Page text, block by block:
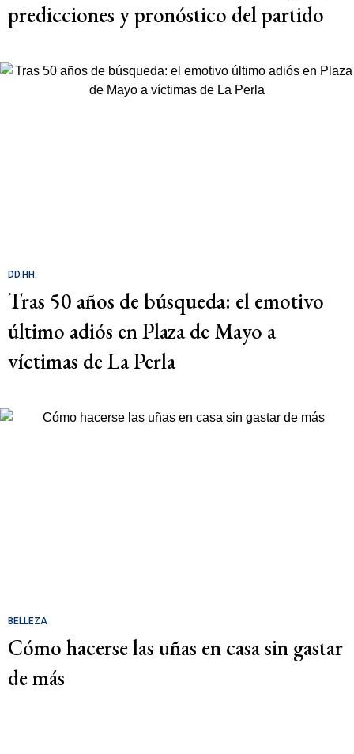
predicciones y pronóstico del partido
DD.HH.
Tras 50 años de búsqueda: el emotivo
último adiós en Plaza de Mayo a
víctimas de La Perla
BELLEZA
Cómo hacerse las uñas en casa sin gastar
de más